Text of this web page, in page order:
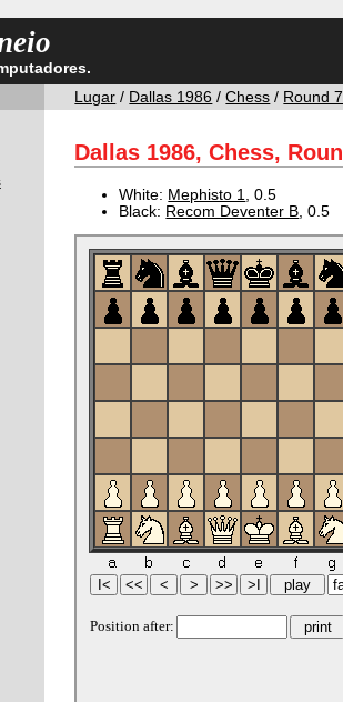
Lugar / Dallas 1986 /Chess / Round 7
Dallas 1986, Chess,
White: Mephisto 1
, 0.5
Black: Recom Deventer B , 0.5